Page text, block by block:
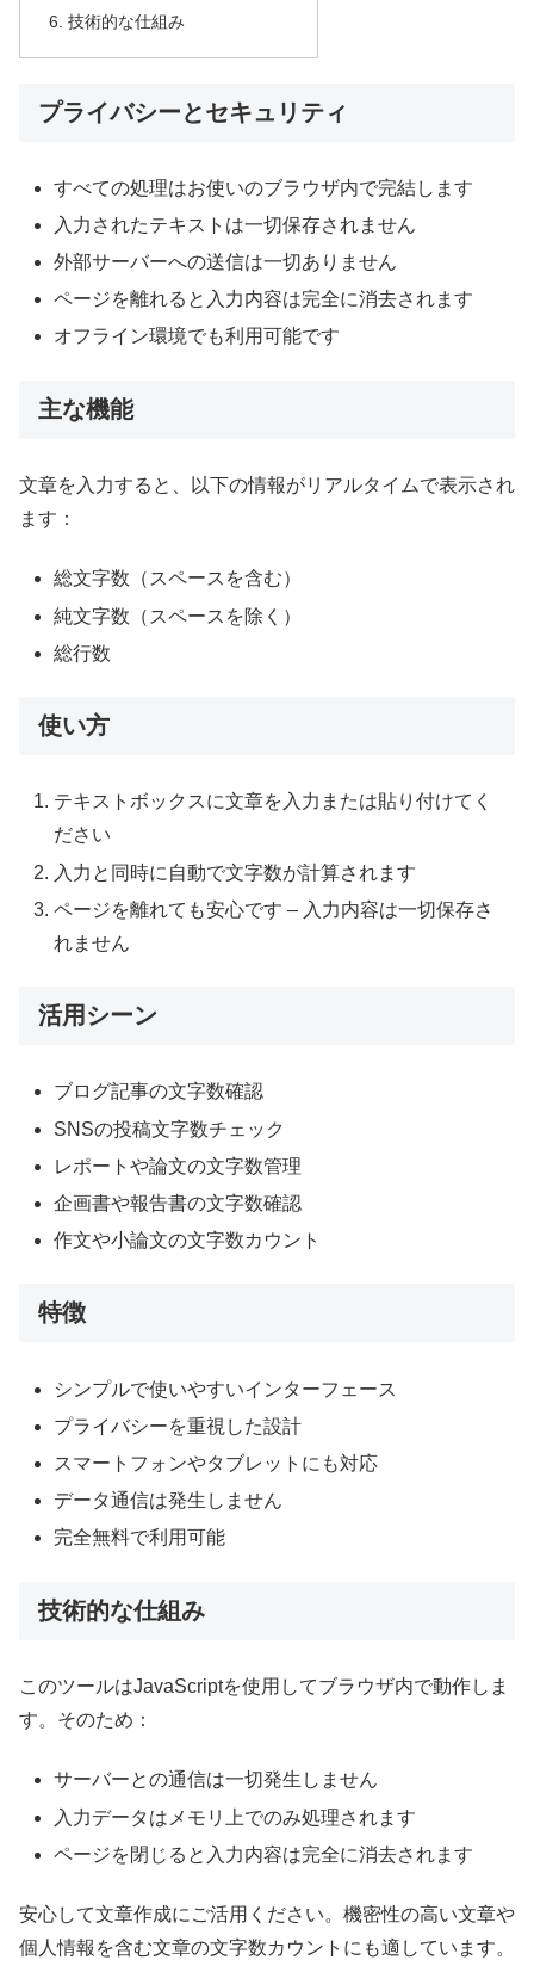
技術的な仕組み
プライバシーとセキュリティ
すべての処理はお使いのブラウザ内で完結します
入力されたテキストは一切保存されません
外部サーバーへの送信は一切ありません
ページを離れると入力内容は完全に消去されます
オフライン環境でも利用可能です
主な機能
文章を入力すると、以下の情報がリアルタイムで表示され
ます：
総文字数（スペースを含む）
純文字数（スペースを除く）
総行数
使い方
テキストボックスに文章を入力または貼り付けてく
ださい
入力と同時に自動で文字数が計算されます
ページを離れても安心です – 入力内容は一切保存さ
れません
活用シーン
ブログ記事の文字数確認
SNSの投稿文字数チェック
レポートや論文の文字数管理
企画書や報告書の文字数確認
作文や小論文の文字数カウント
特徴
シンプルで使いやすいインターフェース
プライバシーを重視した設計
スマートフォンやタブレットにも対応
データ通信は発生しません
完全無料で利用可能
技術的な仕組み
このツールはJavaScriptを使用してブラウザ内で動作しま
す。そのため：
サーバーとの通信は一切発生しません
入力データはメモリ上でのみ処理されます
ページを閉じると入力内容は完全に消去されます
安心して文章作成にご活用ください。機密性の高い文章や
個人情報を含む文章の文字数カウントにも適しています。